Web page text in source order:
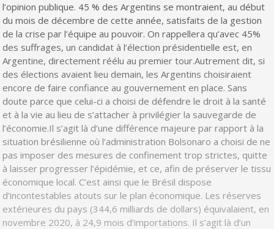
l’opinion publique. 45 % des Argentins se montraient, au début
du mois de décembre de cette année, satisfaits de la gestion
de la crise par l’équipe au pouvoir. On rappellera qu’avec 45%
des suffrages, un candidat à l’élection présidentielle est, en
Argentine, directement réélu au premier tour.Autrement dit, si
des élections avaient lieu demain, les Argentins choisiraient
encore de faire confiance au gouvernement en place. Sans
doute parce que celui-ci a choisi de défendre le droit à la santé
et à la vie au lieu de s’attacher à privilégier la sauvegarde de
l’économie.Il s’agit là d’une différence majeure par rapport à la
situation brésilienne où l’administration Bolsonaro a choisi de ne
pas imposer des mesures de confinement trop strictes, quitte
à laisser progresser l’épidémie, et ce, afin de préserver le tissu
économique local. C’est ainsi que le Brésil dispose
d’incontestables atouts sur le plan économique. Les réserves
extérieures du pays (344,6 milliards de dollars) équivalaient, en
novembre 2020, à 24,9 mois d’importations. Il s’agit là d’un